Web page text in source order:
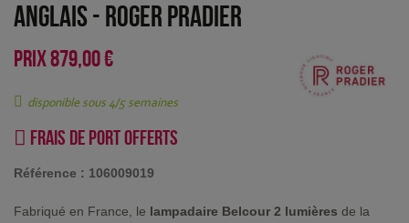
anglais- Roger Pradier
PRIX879,00 €
disponible sous 4/5 semaines
Frais de port offerts
Référence : 106009019
Fabriqué en France, le lampadaire Belcour 2 lumières de la